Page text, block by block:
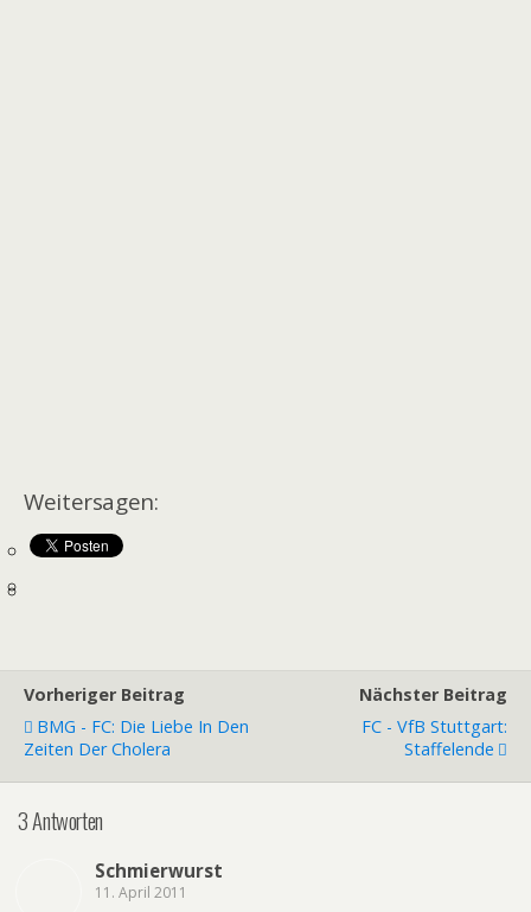
Weitersagen:
Vorheriger Beitrag
BMG - FC: Die Liebe In Den
Zeiten Der Cholera
Nächster Beitrag
FC - VfB Stuttgart:
Staffelende
3 Antworten
Schmierwurst
11. April 2011